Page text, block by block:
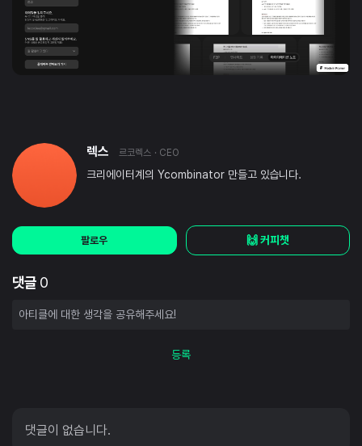
렉스 르코렉스 · CEO
크리에이터계의 Ycombinator 만들고 있습니다.
팔로우 🙌 커피챗
댓글 0
등록
댓글이 없습니다.